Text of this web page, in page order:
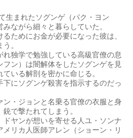
生まれたソグンゲ（パク・ヨン
ながら細々と暮らしていた。
ためにお金が必要になった彼は、
。
独学で勉強している高級官僚の息
ン）は闇解体をしたソグンゲを見
いる解剖を密かに命じる。
下にソグンゲ殺害を指示するのだっ
ン・ジョンと名乗る官僚の衣服と身
で撃たれてしまう。
ヤンが想いを寄せる人ユ・ソンナ
リカ人医師アレン（ショーン・リ